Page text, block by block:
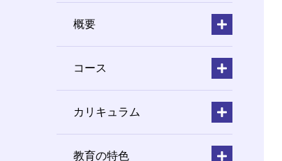
概要
コース
カリキュラム
教育の特色